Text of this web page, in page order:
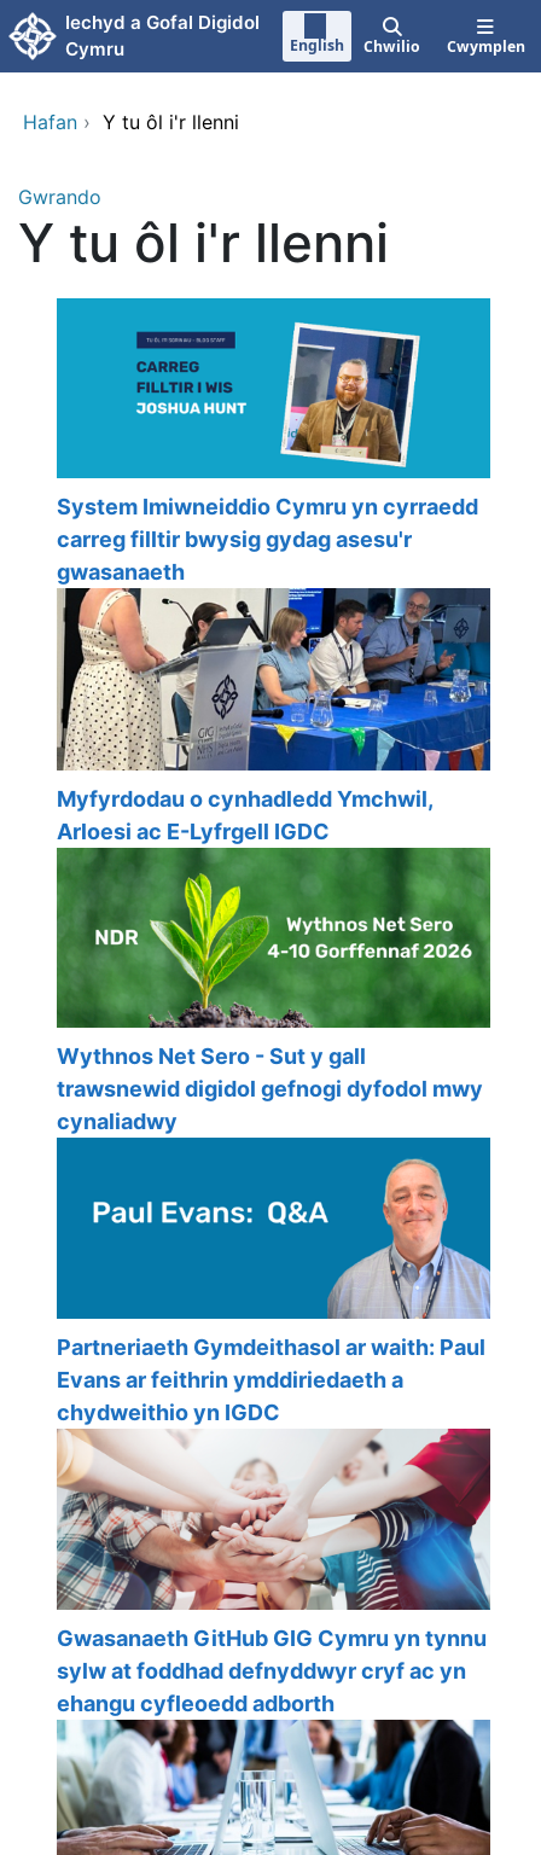
Neidio i'r prif gynnwy
Iechyd a Gofal Digidol
Cymru
English Chwilio Cwymplen
Hafan › Y tu ôl i'r llenni
Gwrando
Y tu ôl i'r llenni
System Imiwneiddio Cymru yn cyrraedd
carreg filltir bwysig gydag asesu'r
gwasanaeth
Myfyrdodau o cynhadledd Ymchwil,
Arloesi ac E-Lyfrgell IGDC
Wythnos Net Sero - Sut y gall
trawsnewid digidol gefnogi dyfodol mwy
cynaliadwy
Partneriaeth Gymdeithasol ar waith: Paul
Evans ar feithrin ymddiriedaeth a
chydweithio yn IGDC
Gwasanaeth GitHub GIG Cymru yn tynnu
sylw at foddhad defnyddwyr cryf ac yn
ehangu cyfleoedd adborth